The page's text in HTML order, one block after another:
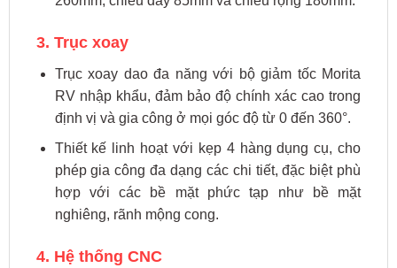
3. Trục xoay
Trục xoay dao đa năng với bộ giảm tốc Morita
RV nhập khẩu, đảm bảo độ chính xác cao trong
định vị và gia công ở mọi góc độ từ 0 đến 360°.
Thiết kế linh hoạt với kẹp 4 hàng dụng cụ, cho
phép gia công đa dạng các chi tiết, đặc biệt phù
hợp với các bề mặt phức tạp như bề mặt
nghiêng, rãnh mộng cong.
4. Hệ thống CNC